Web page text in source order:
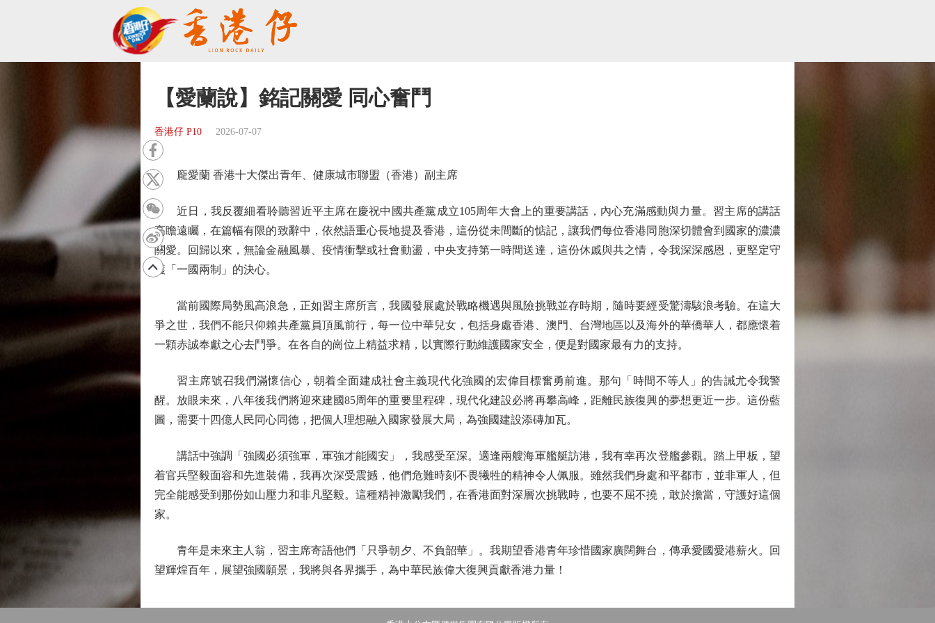
【愛蘭說】銘記關愛 同心奮鬥
香港仔 P10 2026-07-07
龐愛蘭 香港十大傑出青年、健康城市聯盟（香港）副主席
近日，我反覆細看聆聽習近平主席在慶祝中國共產黨成立105周年大會上的重要講話，內心充滿感動與力量。習主席的講話
高瞻遠矚，在篇幅有限的致辭中，依然語重心長地提及香港，這份從未間斷的惦記，讓我們每位香港同胞深切體會到國家的濃濃
關愛。回歸以來，無論金融風暴、疫情衝擊或社會動盪，中央支持第一時間送達，這份休戚與共之情，令我深深感恩，更堅定守
護「一國兩制」的決心。
當前國際局勢風高浪急，正如習主席所言，我國發展處於戰略機遇與風險挑戰並存時期，隨時要經受驚濤駭浪考驗。在這大
爭之世，我們不能只仰賴共產黨員頂風前行，每一位中華兒女，包括身處香港、澳門、台灣地區以及海外的華僑華人，都應懷着
一顆赤誠奉獻之心去鬥爭。在各自的崗位上精益求精，以實際行動維護國家安全，便是對國家最有力的支持。
習主席號召我們滿懷信心，朝着全面建成社會主義現代化強國的宏偉目標奮勇前進。那句「時間不等人」的告誡尤令我警
醒。放眼未來，八年後我們將迎來建國85周年的重要里程碑，現代化建設必將再攀高峰，距離民族復興的夢想更近一步。這份藍
圖，需要十四億人民同心同德，把個人理想融入國家發展大局，為強國建設添磚加瓦。
講話中強調「強國必須強軍，軍強才能國安」，我感受至深。適逢兩艘海軍艦艇訪港，我有幸再次登艦參觀。踏上甲板，望
着官兵堅毅面容和先進裝備，我再次深受震撼，他們危難時刻不畏犧牲的精神令人佩服。雖然我們身處和平都市，並非軍人，但
完全能感受到那份如山壓力和非凡堅毅。這種精神激勵我們，在香港面對深層次挑戰時，也要不屈不撓，敢於擔當，守護好這個
家。
青年是未來主人翁，習主席寄語他們「只爭朝夕、不負韶華」。我期望香港青年珍惜國家廣闊舞台，傳承愛國愛港薪火。回
望輝煌百年，展望強國願景，我將與各界攜手，為中華民族偉大復興貢獻香港力量！